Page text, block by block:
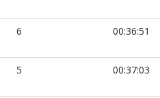
6 00:36:51
5 00:37:03